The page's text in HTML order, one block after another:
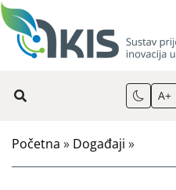
A+
Početna » Događaji »